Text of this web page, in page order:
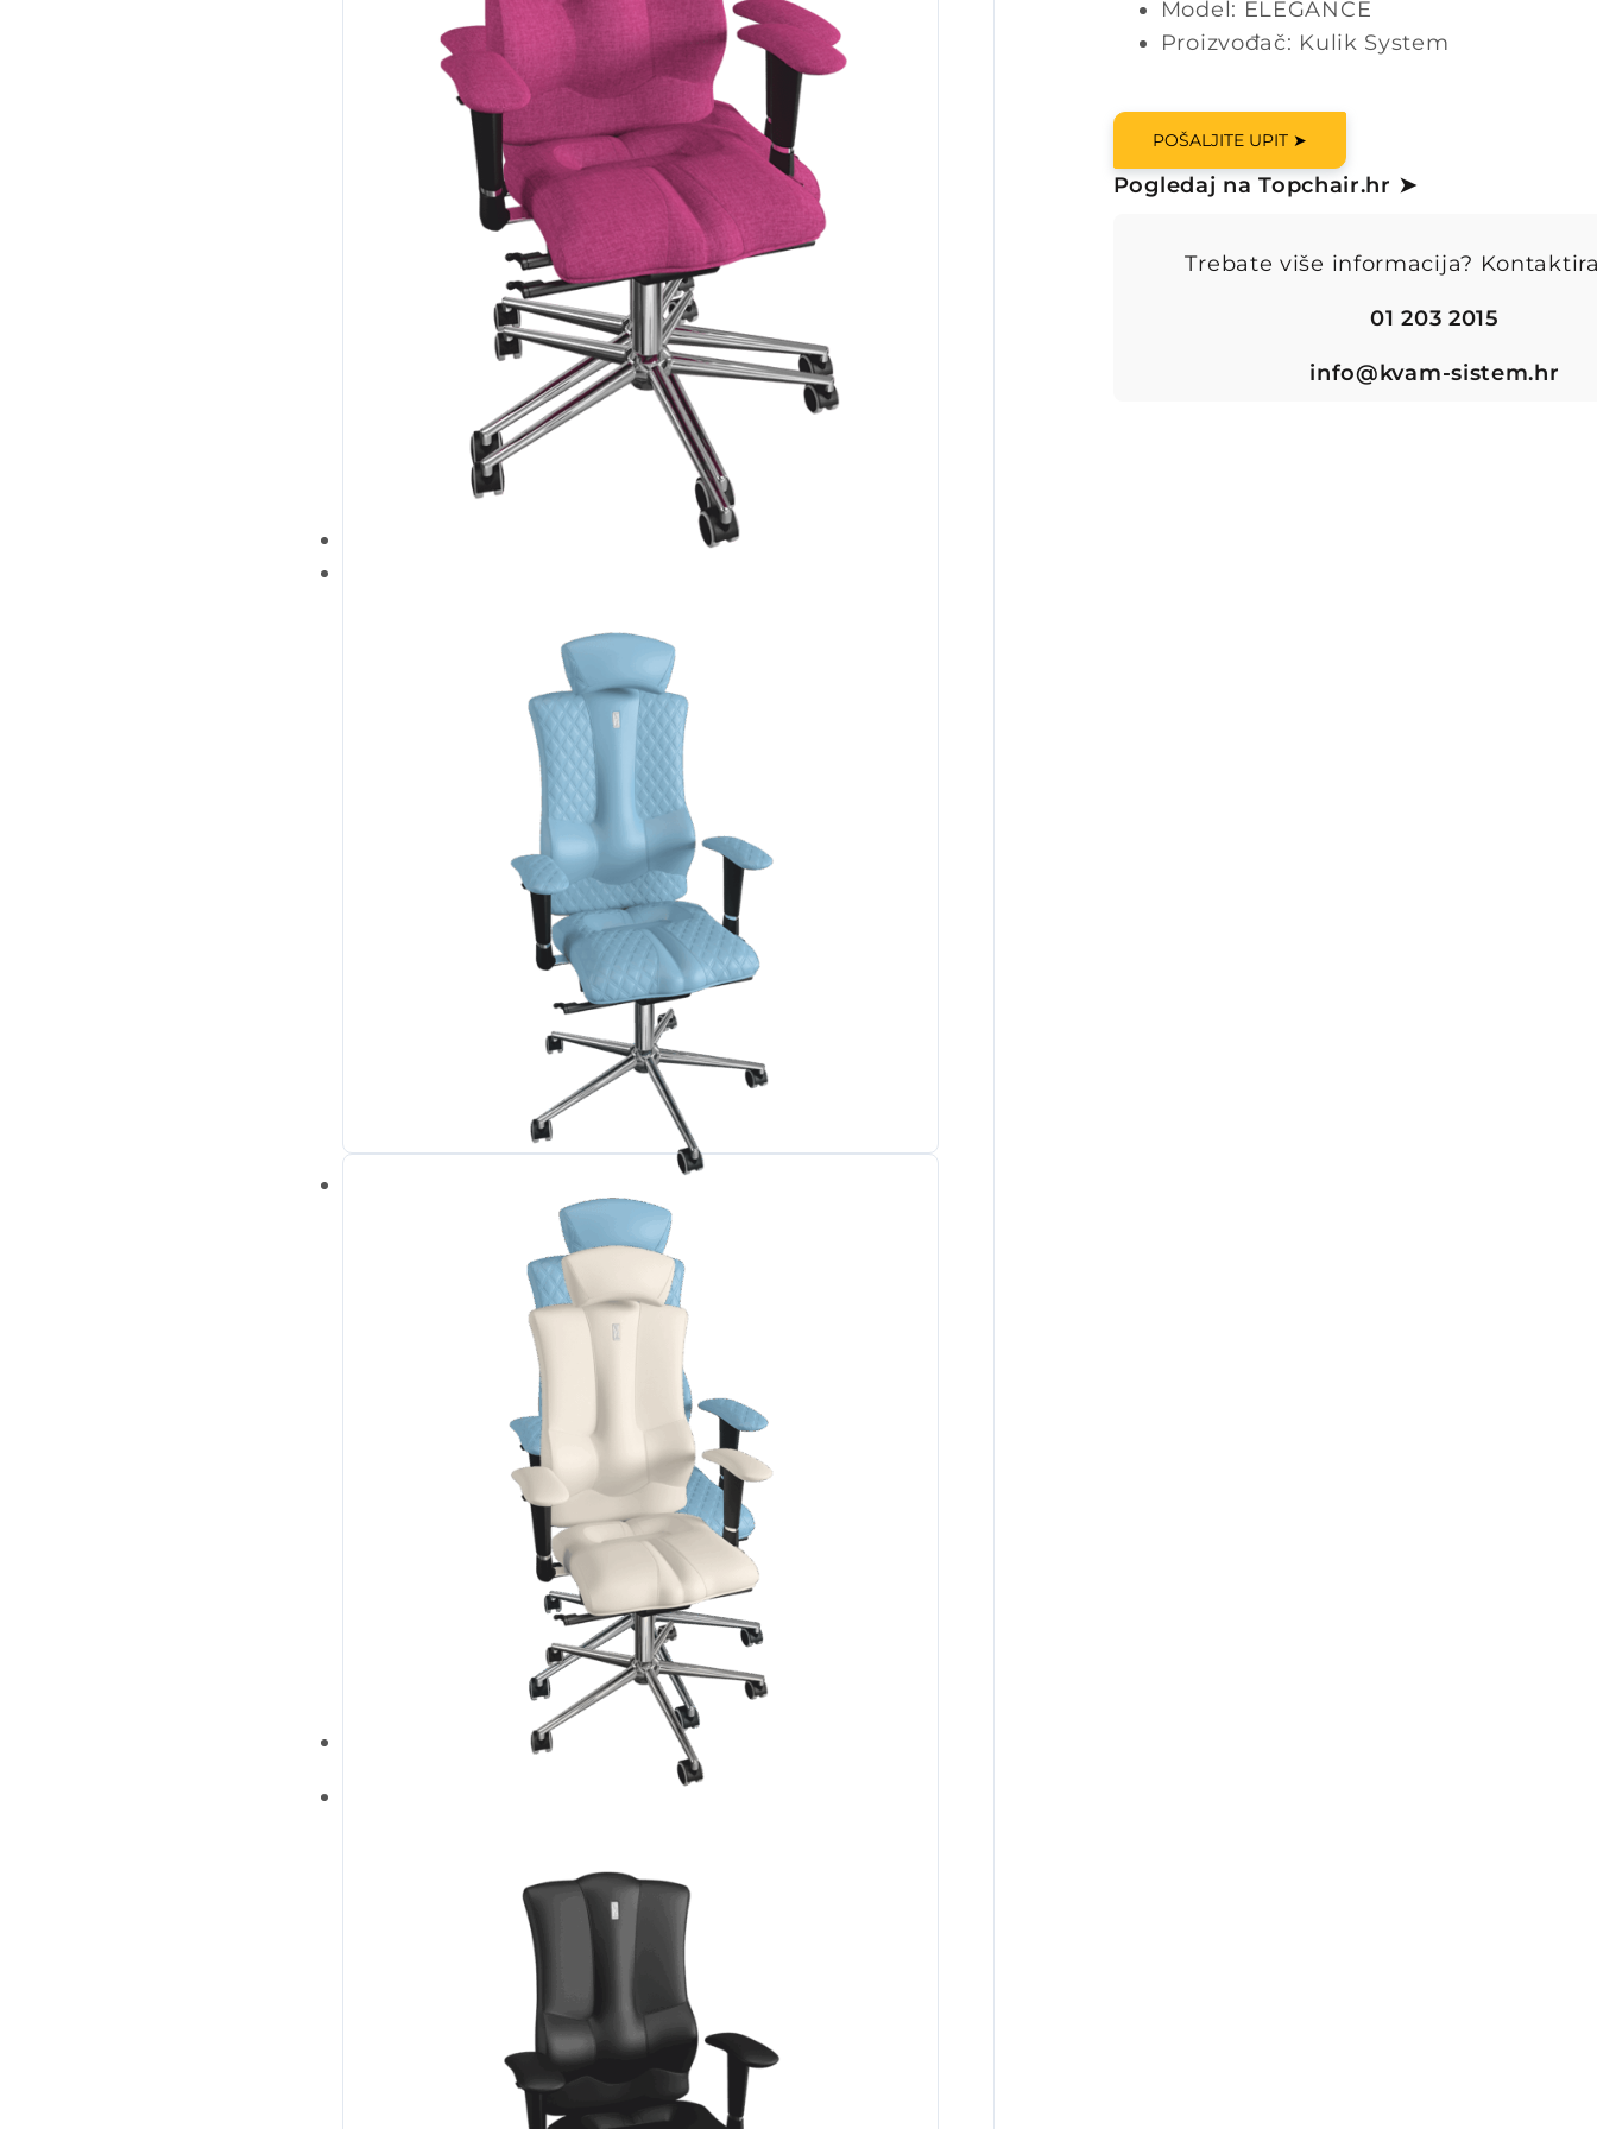
Model: ELEGANCE
Proizvođač: Kulik System
POŠALJITE UPIT ➤
Pogledaj na Topchair.hr ➤
Trebate više informacija?
01 203 2015
info@kvam-sistem.hr